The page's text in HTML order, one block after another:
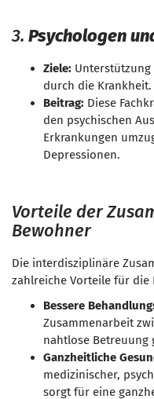
3. Psychologen
Ziele:
durch die Krankheit.
Beitrag: Diese
den psychischen
Erkrankungen
Depressionen.
Vorteile der
Bewohner
Die interdisziplinäre
zahlreiche Vorteile für die
Bessere
Zusammenarbeit
nahtlose Betreuung
Ganzheitliche
medizinischer,
sorgt für eine